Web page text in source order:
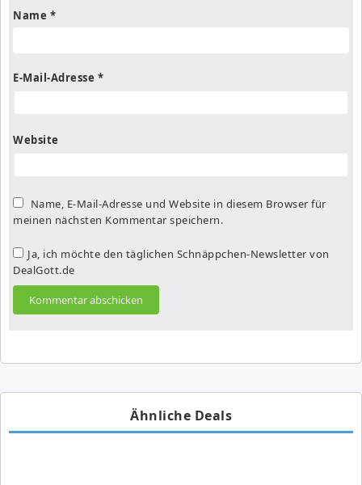
Name *
E-Mail-Adresse *
Website
Name, E-Mail-Adresse und Website in diesem Browser für
meinen nächsten Kommentar speichern.
Ja, ich möchte den täglichen Schnäppchen-Newsletter von
DealGott.de
Ähnliche Deals